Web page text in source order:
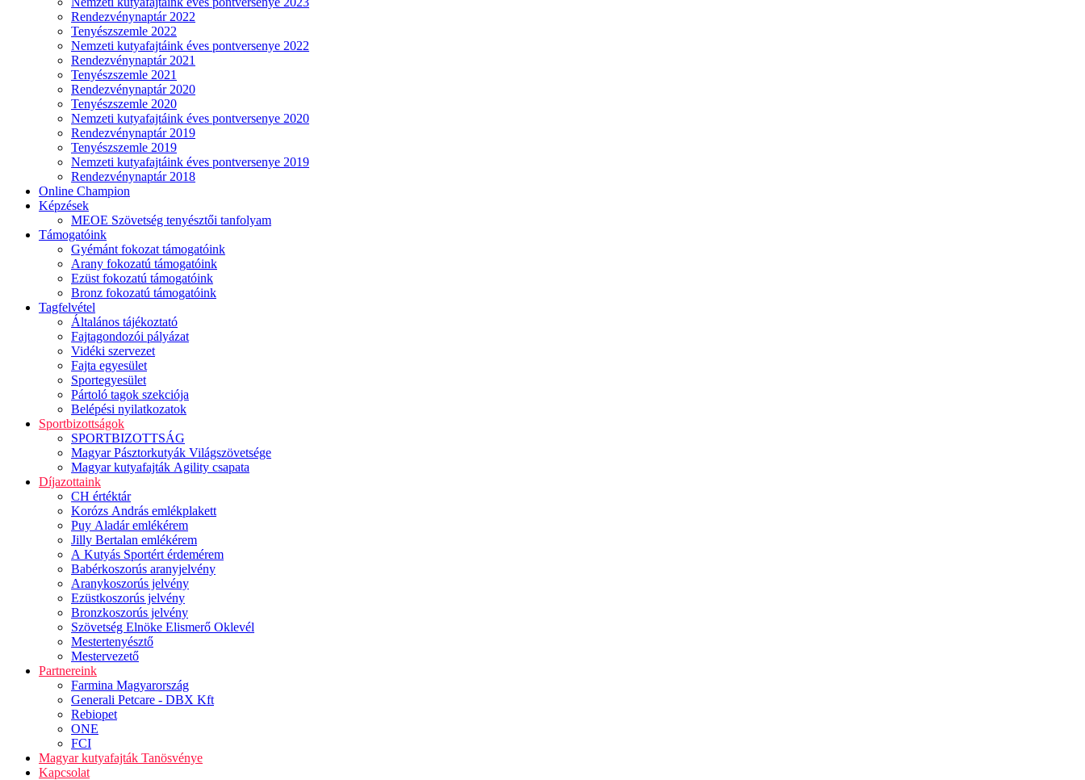
Rendezvénynaptár 2022
Tenyészszemle 2022
Nemzeti kutyafajtáink éves pontversenye 2022
Rendezvénynaptár 2021
Tenyészszemle 2021
Rendezvénynaptár 2020
Tenyészszemle 2020
Nemzeti kutyafajtáink éves pontversenye 2020
Rendezvénynaptár 2019
Tenyészszemle 2019
Nemzeti kutyafajtáink éves pontversenye 2019
Rendezvénynaptár 2018
Online Champion
Képzések
MEOE Szövetség tenyésztői tanfolyam
Támogatóink
Gyémánt fokozat támogatóink
Arany fokozatú támogatóink
Ezüst fokozatú támogatóink
Bronz fokozatú támogatóink
Tagfelvétel
Általános tájékoztató
Fajtagondozói pályázat
Vidéki szervezet
Fajta egyesület
Sportegyesület
Pártoló tagok szekciója
Belépési nyilatkozatok
Sportbizottságok
SPORTBIZOTTSÁG
Magyar Pásztorkutyák Világszövetsége
Magyar kutyafajták Agility csapata
Díjazottaink
CH értéktár
Korózs András emlékplakett
Puy Aladár emlékérem
Jilly Bertalan emlékérem
A Kutyás Sportért érdemérem
Babérkoszorús aranyjelvény
Aranykoszorús jelvény
Ezüstkoszorús jelvény
Bronzkoszorús jelvény
Szövetség Elnöke Elismerő Oklevél
Mestertenyésztő
Mestervezető
Partnereink
Farmina Magyarország
Generali Petcare - DBX Kft
Rebiopet
ONE
FCI
Magyar kutyafajták Tanösvénye
Kapcsolat